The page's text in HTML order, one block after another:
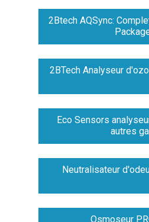
2Btech AQSync:
2BTech Analyseur
Eco Sensors
autres
Neutralisateur
Osmoseur